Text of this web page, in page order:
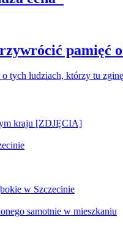
kraju [ZDJĘCIA]
w Szczecinie
samotnie w mieszkaniu